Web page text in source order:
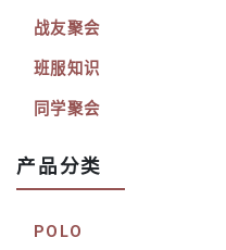
战友聚会
班服知识
同学聚会
产品分类
POLO